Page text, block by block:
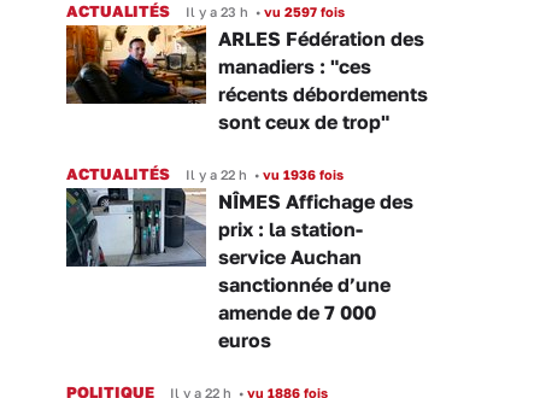
ACTUALITÉS Il y a 23 h • vu 2597 fois
ARLES Fédération des
manadiers : "ces
récents débordements
sont ceux de trop"
ACTUALITÉS Il y a 22 h • vu 1936 fois
NÎMES Affichage des
prix : la station-
service Auchan
sanctionnée d’une
amende de 7 000
euros
POLITIQUE Il y a 22 h • vu 1886 fois